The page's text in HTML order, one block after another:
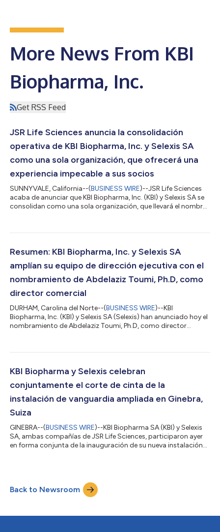
More News From KBI
Biopharma, Inc.
Get RSS Feed
JSR Life Sciences anuncia la consolidación
operativa de KBI Biopharma, Inc. y Selexis SA
como una sola organización, que ofrecerá una
experiencia impecable a sus socios
SUNNYVALE, California--(BUSINESS WIRE)--JSR Life Sciences
acaba de anunciar que KBI Biopharma, Inc. (KBI) y Selexis SA se
consolidan como una sola organización, que llevará el nombre
estructura ofrecerá soluciones integradas y sin fisuras para
desarrollo de procesos hasta los servicios de fabricación bajo
Resumen: KBI Biopharma, Inc. y Selexis SA
amplían su equipo de dirección ejecutiva con el
nombramiento de Abdelaziz Toumi, Ph.D, como
director comercial
DURHAM, Carolina del Norte--(BUSINESS WIRE)--KBI
Biopharma, Inc. (KBI) y Selexis SA (Selexis) han anunciado hoy el
nombramiento de Abdelaziz Toumi, Ph.D, como director
farmacéutico y de desarrollo y fabricación por contrato
este puesto, Toumi dirigirá el departamento de Desarrollo
Comercial Global de KBI y Selexis, encabez...
KBI Biopharma y Selexis celebran
conjuntamente el corte de cinta de la
instalación de vanguardia ampliada en Ginebra,
Suiza
GINEBRA--(BUSINESS WIRE)--KBI Biopharma SA (KBI) y Selexis
SA, ambas compañías de JSR Life Sciences, participaron ayer
en forma conjunta de la inauguración de su nueva instalación
instalación respaldará un proceso completo e integrado de los
servicios de desarrollo de líneas celulares (cell line development,
Back to Newsroom